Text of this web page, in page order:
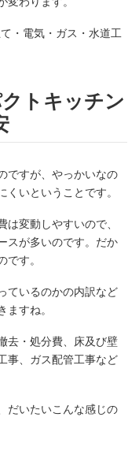
・電気・ガス・水道工
トキッチン
ですが、やっかいなの
いということです。
変動しやすいので、
スが多いのです。だか
です。
ているのかの内訳など
ますね。
去・処分費、床及び壁
事、ガス配管工事など
だいたいこんな感じの